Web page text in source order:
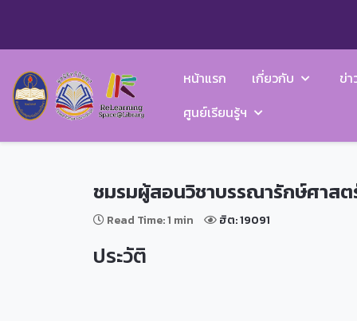
หน้าแรก เกี่ยวกับ
ข่
ศูนย์เรียนรู้ฯ
ชมรมผู้สอนวิชาบรรณารักษ์ศาสต
Read Time: 1 min ฮิต: 19091
ประวัติ